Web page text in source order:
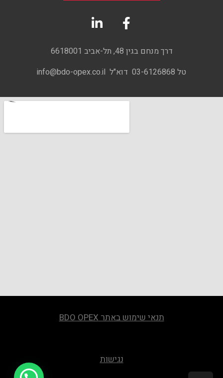
דרך מנחם בגין 48, תל-אביב 6618001
טל 03-6126868 דוא"ל info@bdo-opex.co.il
תנאי שימוש באתר BDO OPEX
נגישות